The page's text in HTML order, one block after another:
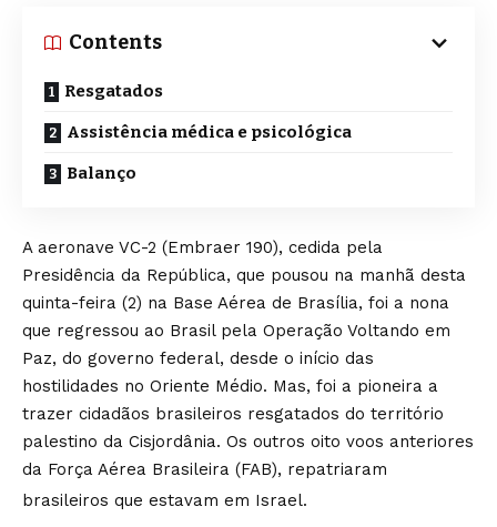
Contents
Resgatados
Assistência médica e psicológica
Balanço
A aeronave VC-2 (Embraer 190), cedida pela
Presidência da República, que pousou na manhã desta
quinta-feira (2) na Base Aérea de Brasília, foi a nona
que regressou ao Brasil pela Operação Voltando em
Paz, do governo federal, desde o início das
hostilidades no Oriente Médio. Mas, foi a pioneira a
trazer cidadãos brasileiros resgatados do território
palestino da Cisjordânia. Os outros oito voos anteriores
da Força Aérea Brasileira (FAB), repatriaram
brasileiros que estavam em Israel.